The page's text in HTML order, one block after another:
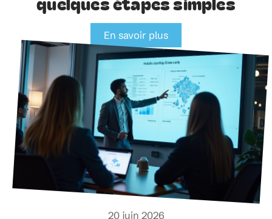
31 juillet 2026
Imprimer un flyer sur Canva en
quelques étapes simples
En savoir plus